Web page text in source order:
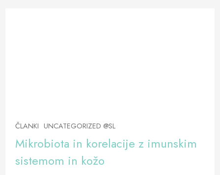
ČLANKI UNCATEGORIZED @SL
Mikrobiota in korelacije z imunskim
sistemom in kožo